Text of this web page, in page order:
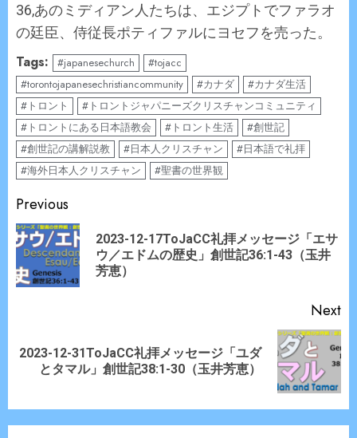
36,あのミディアン人たちは、エジプトでファラオ
の廷臣、侍従長ポティファルにヨセフを売った。
Tags: #japanesechurch
#tojacc
#torontojapanesechristiancommunity
#カナダ
#カナダ生活
#トロント
#トロントジャパニーズクリスチャンコミュニティ
#トロントにある日本語教会
#トロント生活
#創世記
#創世記の講解説教
#日本人クリスチャン
#日本語で礼拝
#海外日本人クリスチャン
#聖書の世界観
Continue
Reading
Previous
2023-12-17ToJaCC礼拝メッセージ「エサ
ウ／エドムの歴史」創世記36:1-43（玉井
芳恵）
Next
Next
post:
2023-12-31ToJaCC礼拝メッセージ「ユダ
とタマル」創世記38:1-30（玉井芳恵）